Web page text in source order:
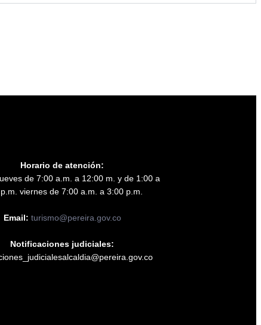
Horario de atención:
de 7:00 a.m. a 12:00 m. y de 1:00 a
viernes de 7:00 a.m. a 3:00 p.m.
Email: turismo@pereira.gov.co
Notificaciones judiciales: